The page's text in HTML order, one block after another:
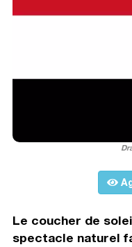
Le coucher de
spectacle naturel